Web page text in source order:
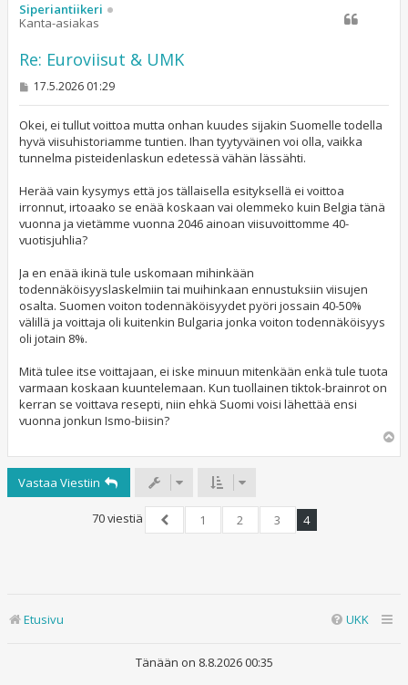
Siperiantiikeri
Kanta-asiakas
Re: Euroviisut & UMK
V
e
s
t
i
17.5.2026 01:29
Okei, ei tullut voittoa mutta onhan kuudes sijakin Suomelle todella
hyvä viisuhistoriamme tuntien. Ihan tyytyväinen voi olla, vaikka
tunnelma pisteidenlaskun edetessä vähän lässähti.
Herää vain kysymys että jos tällaisella esityksellä ei voittoa
irronnut, irtoaako se enää koskaan vai olemmeko kuin Belgia tänä
vuonna ja vietämme vuonna 2046 ainoan viisuvoittomme 40-
vuotisjuhlia?
Ja en enää ikinä tule uskomaan mihinkään
todennäköisyyslaskelmiin tai muihinkaan ennustuksiin viisujen
osalta. Suomen voiton todennäköisyydet pyöri jossain 40-50%
välillä ja voittaja oli kuitenkin Bulgaria jonka voiton todennäköisyys
oli jotain 8%.
Mitä tulee itse voittajaan, ei iske minuun mitenkään enkä tule tuota
varmaan koskaan kuuntelemaan. Kun tuollainen tiktok-brainrot on
kerran se voittava resepti, niin ehkä Suomi voisi lähettää ensi
vuonna jonkun Ismo-biisin?
Vastaa Viestiin
70 viestiä
Edellinen
1 2 3 4
Etusivu UKK
Tänään on 8.8.2026 00:35